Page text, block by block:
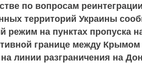
по вопросам
территорий Украины
режим на пунктах пропуска
границе между Крымом
линии разграничения на